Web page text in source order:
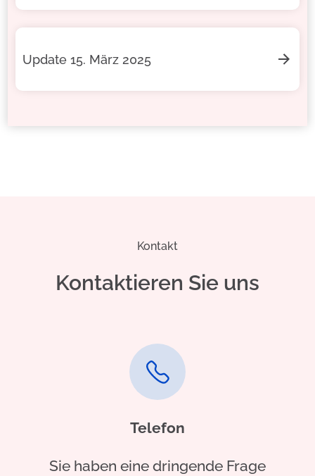
Update 15. März 2025
Kontakt
Kontaktieren Sie uns
Telefon
Sie haben eine dringende Frage